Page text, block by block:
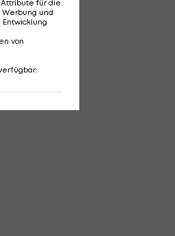
für die
und
von
: